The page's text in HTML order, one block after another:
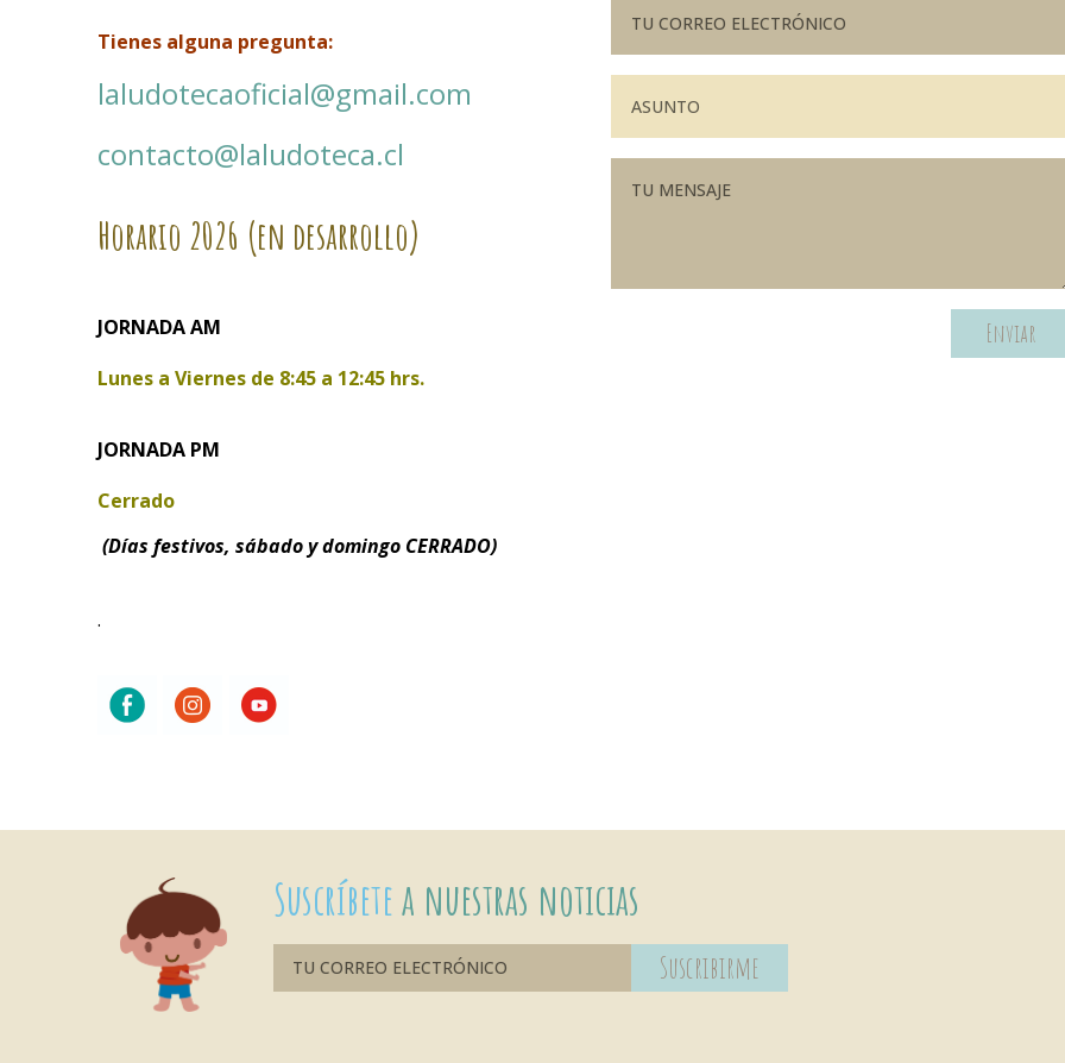
Tienes alguna pregunta:
laludotecaoficial@gmail.com
contacto@laludoteca.cl
Horario 2026 (en desarrollo)
JORNADA AM
Lunes a Viernes de 8:45 a 12:45 hrs.
JORNADA PM
Cerrado
(Días festivos, sábado y domingo CERRADO)
.
Enviar
Suscríbetea nuestras noticias
Suscribirme